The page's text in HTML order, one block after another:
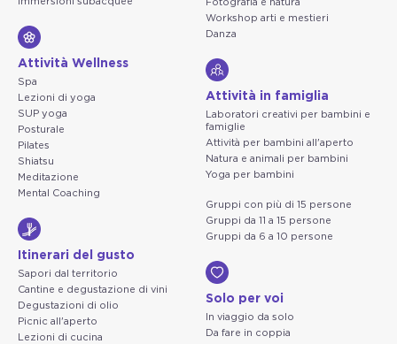
Attività Wellness
Spa
Lezioni di yoga
SUP yoga
Posturale
Pilates
Shiatsu
Meditazione
Mental Coaching
Itinerari del gusto
Sapori dal territorio
Cantine e degustazione di vini
Degustazioni di olio
Picnic all'aperto
Lezioni di cucina
Fotografia e natura
Workshop arti e mestieri
Danza
Attività in famiglia
Laboratori creativi per bambini e
famiglie
Attività per bambini all'aperto
Natura e animali per bambini
Yoga per bambini
Gruppi con più di 15 persone
Gruppi da 11 a 15 persone
Gruppi da 6 a 10 persone
Solo per voi
In viaggio da solo
Da fare in coppia